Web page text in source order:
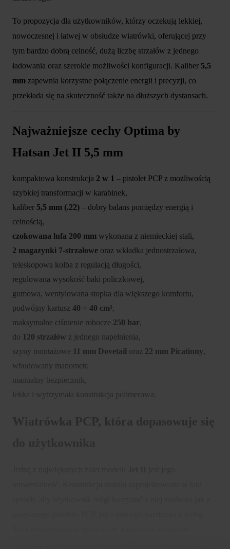
To propozycja dla użytkowników, którzy oczekują lekkiej,
nowoczesnej i łatwej w obsłudze wiatrówki, oferującej przy
tym bardzo dobrą celność, dużą liczbę strzałów z jednego
ładowania oraz szerokie możliwości konfiguracji. Kaliber 5,5
mm zapewnia korzystne połączenie energii i precyzji, co
przekłada się na skuteczność także na dłuższych dystansach.
Najważniejsze cechy Optima by
Hatsan Jet II 5,5 mm
kompaktowa konstrukcja 2 w 1 – pistolet PCP z możliwością
szybkiej transformacji w karabinek,
kaliber 5,5 mm (.22) – dobry balans pomiędzy energią i
celnością,
czokowana lufa 200 mm wykonana z niemieckiej stali,
2 magazynki 7-strzałowe oraz wkładka jednostrzałowa,
teleskopowa kolba z regulacją długości,
regulowana wysokość baki policzkowej,
gumowa, wentylowana stopka dla większego komfortu,
podwójny kartusz 40 + 40 cm³,
maksymalne ciśnienie robocze 250 bar,
do 120 strzałów z jednego napełnienia,
szyny montażowe 11 mm Dovetail oraz 22 mm Picatinny,
wbudowany manometr,
manualny bezpiecznik,
lekka i wytrzymała konstrukcja polimerowa.